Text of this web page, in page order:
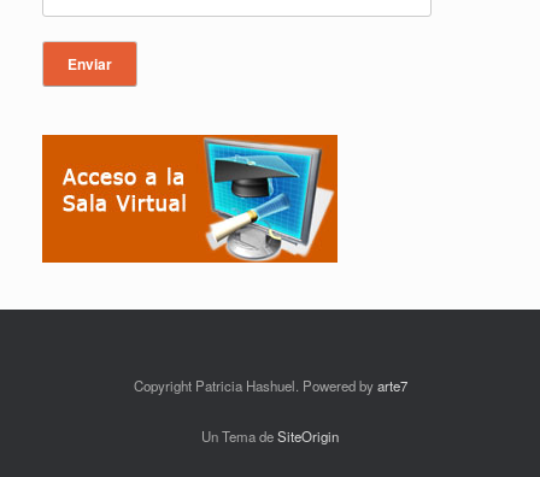
Copyright Patricia Hashuel. Powered byarte7
Un Tema deSiteOrigin